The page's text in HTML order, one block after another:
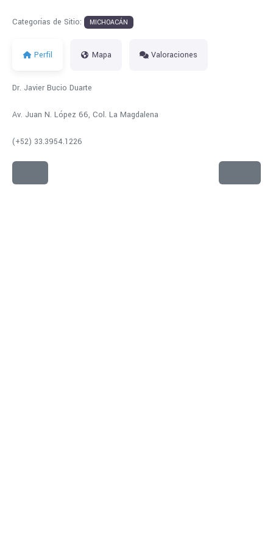
Categorías de Sitio: MICHOACÁN
Perfil Mapa Valoraciones
Dr. Javier Bucio Duarte
Av. Juan N. López 66, Col. La Magdalena
(+52) 33.3954.1226